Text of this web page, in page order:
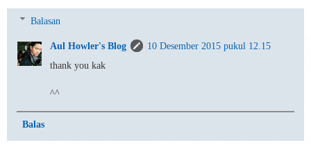
Balasan
Aul Howler's Blog
10 Desember 2015 pukul 12.15
thank you kak
^^
Balas